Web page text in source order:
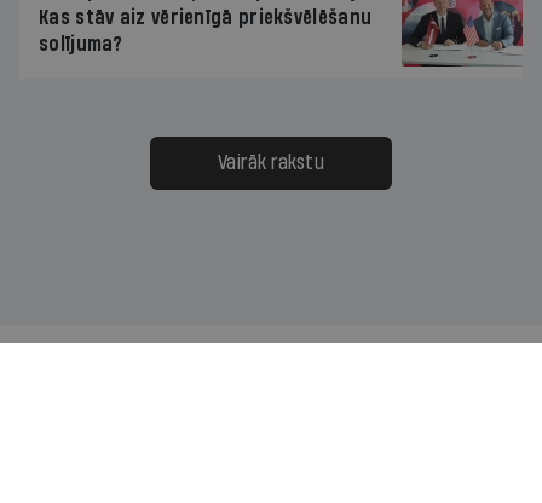
Kas stāv aiz vērienīgā priekšvēlēšanu
solījuma?
Vairāk rakstu